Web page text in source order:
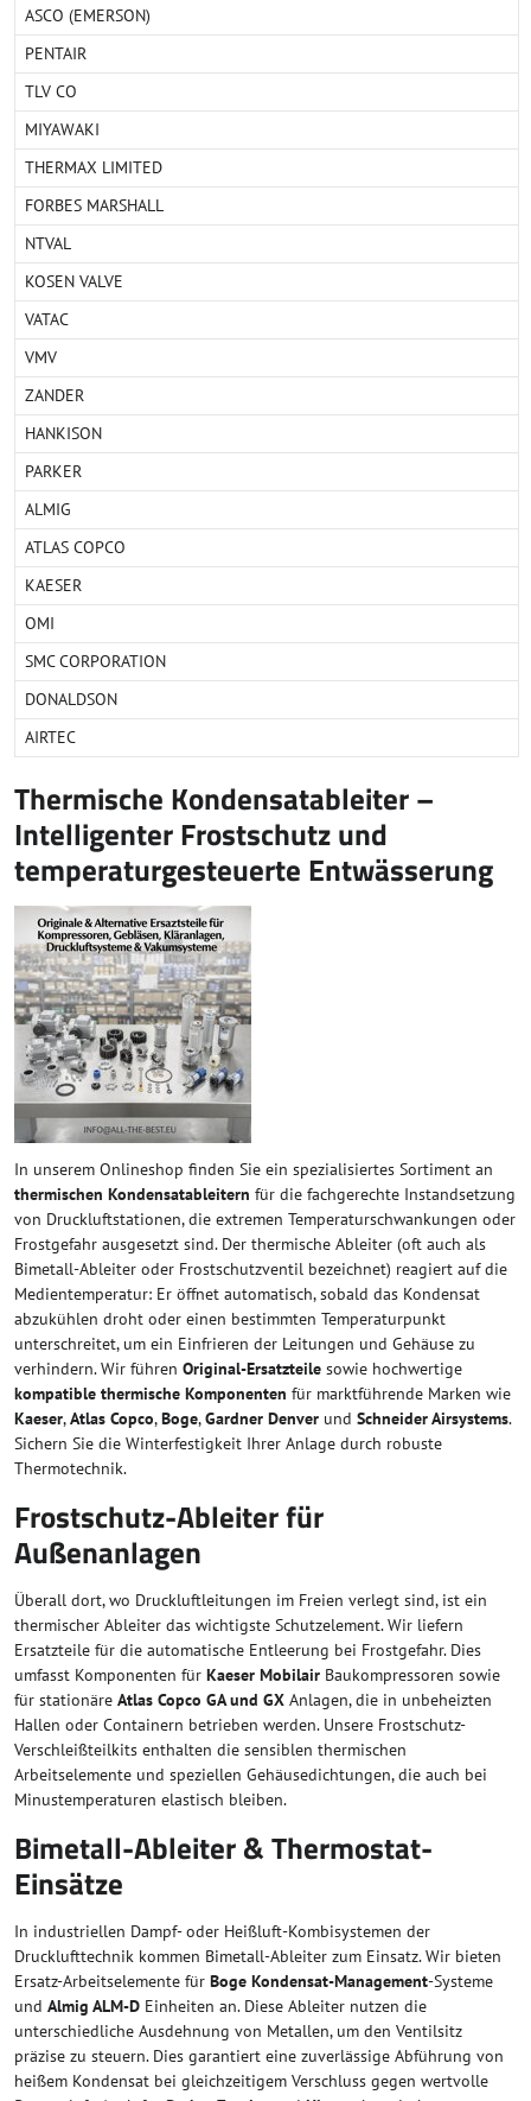
ASCO (EMERSON)
PENTAIR
TLV CO
MIYAWAKI
THERMAX LIMITED
FORBES MARSHALL
NTVAL
KOSEN VALVE
VATAC
VMV
ZANDER
HANKISON
PARKER
ALMIG
ATLAS COPCO
KAESER
OMI
SMC CORPORATION
DONALDSON
AIRTEC
Thermische Kondensatableiter –
Intelligenter Frostschutz und
temperaturgesteuerte Entwässerung
In unserem Onlineshop finden Sie ein spezialisiertes Sortiment an
thermischen Kondensatableitern für die fachgerechte Instandsetzung
von Druckluftstationen, die extremen Temperaturschwankungen oder
Frostgefahr ausgesetzt sind. Der thermische Ableiter (oft auch als
Bimetall-Ableiter oder Frostschutzventil bezeichnet) reagiert auf die
Medientemperatur: Er öffnet automatisch, sobald das Kondensat
abzukühlen droht oder einen bestimmten Temperaturpunkt
unterschreitet, um ein Einfrieren der Leitungen und Gehäuse zu
verhindern. Wir führen Original-Ersatzteile sowie hochwertige
kompatible thermische Komponenten für marktführende Marken wie
Kaeser,Atlas Copco,Boge,Gardner Denver und Schneider Airsystems.
Sichern Sie die Winterfestigkeit Ihrer Anlage durch robuste
Thermotechnik.
Frostschutz-Ableiter für
Außenanlagen
Überall dort, wo Druckluftleitungen im Freien verlegt sind, ist ein
thermischer Ableiter das wichtigste Schutzelement. Wir liefern
Ersatzteile für die automatische Entleerung bei Frostgefahr. Dies
umfasst Komponenten für Kaeser Mobilair Baukompressoren sowie
für stationäre Atlas Copco GA und GX Anlagen, die in unbeheizten
Hallen oder Containern betrieben werden. Unsere Frostschutz-
Verschleißteilkits enthalten die sensiblen thermischen
Arbeitselemente und speziellen Gehäusedichtungen, die auch bei
Minustemperaturen elastisch bleiben.
Bimetall-Ableiter & Thermostat-
Einsätze
In industriellen Dampf- oder Heißluft-Kombisystemen der
Drucklufttechnik kommen Bimetall-Ableiter zum Einsatz. Wir bieten
Ersatz-Arbeitselemente für Boge Kondensat-Management-Systeme
und Almig ALM-D Einheiten an. Diese Ableiter nutzen die
unterschiedliche Ausdehnung von Metallen, um den Ventilsitz
präzise zu steuern. Dies garantiert eine zuverlässige Abführung von
heißem Kondensat bei gleichzeitigem Verschluss gegen wertvolle